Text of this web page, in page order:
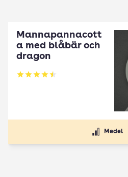
Mannapannacott
a med blåbär och
dragon
Betyg: 4.5 av 5
Medel